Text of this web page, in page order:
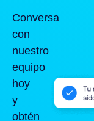
Conversa
con
nuestro
equipo
hoy
y
obtén